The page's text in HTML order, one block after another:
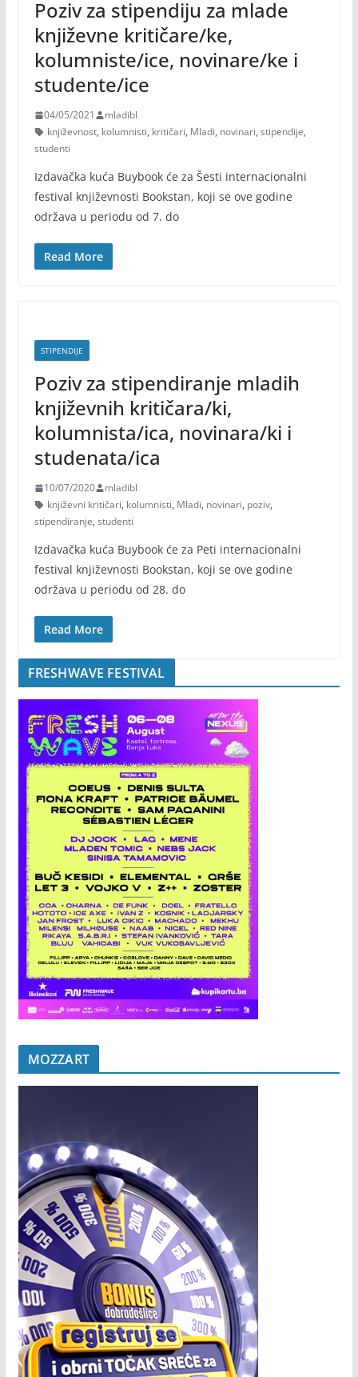
Poziv za stipendiju za mlade
književne kritičare/ke,
kolumniste/ice, novinare/ke i
studente/ice
04/05/2021
mladibl
književnost, kolumnisti, kritičari, Mladi, novinari, stipendije,
studenti
Izdavačka kuća Buybook će za Šesti internacionalni
festival književnosti Bookstan, koji se ove godine
održava u periodu od 7. do
Read More
STIPENDIJE
Poziv za stipendiranje mladih
književnih kritičara/ki,
kolumnista/ica, novinara/ki i
studenata/ica
10/07/2020
mladibl
književni kritičari, kolumnisti, Mladi, novinari, poziv,
stipendiranje, studenti
Izdavačka kuća Buybook će za Peti internacionalni
festival književnosti Bookstan, koji se ove godine
održava u periodu od 28. do
Read More
FRESHWAVE FESTIVAL
MOZZART